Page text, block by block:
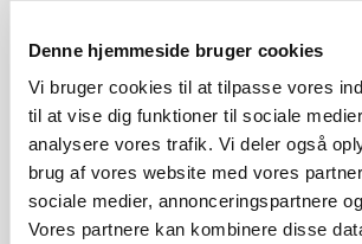
Denne hjemmeside bruger cookies
Vi bruger cookies til at tilpasse vores
til at vise dig funktioner til sociale
analysere vores trafik. Vi deler også
brug af vores website med vores
sociale medier, annonceringspartnere
Vores partnere kan kombinere disse
POLITIK
»Nu stopper I«:
protestgruppe vil demonstrere
gødskningslov
Annonce
Loading...